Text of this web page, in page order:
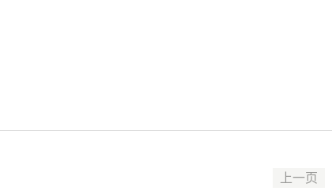
上一页